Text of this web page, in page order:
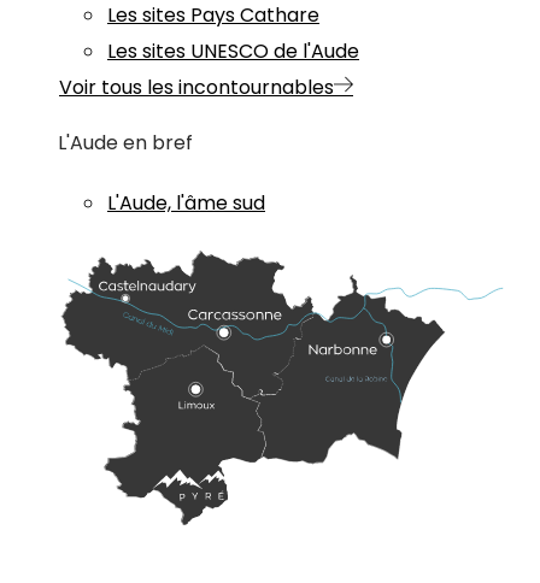
Les sites Pays Cathare
Les sites UNESCO de l'Aude
Voir tous les incontournables
L'Aude en bref
L'Aude, l'âme sud